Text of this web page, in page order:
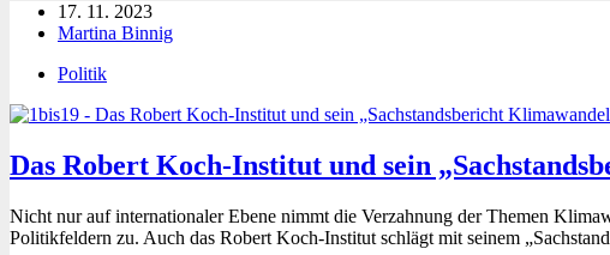
Applaus
des
17. 11. 2023
Martina Binnig
Politik
Das Robert Koch-Institut und sein
Nicht nur auf internationaler Ebene nimmt die Verzahnung der Themen
Politikfeldern zu. Auch das Robert Koch-Institut schlägt mit seinem